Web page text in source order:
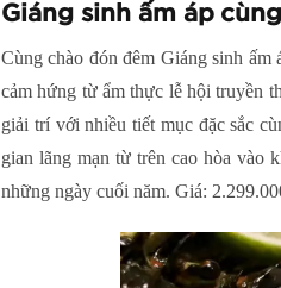
Giáng sinh ấm áp
Cùng chào đón đêm Giáng sinh ấm
cảm hứng từ ẩm thực lễ hội truyền
giải trí với nhiều tiết mục đặc sắc
gian lãng mạn từ trên cao hòa vào
những ngày cuối năm. Giá: